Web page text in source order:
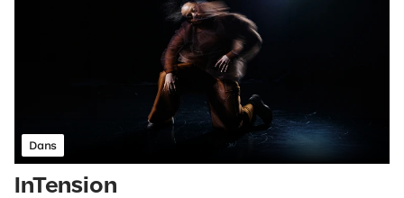
Dans
InTension